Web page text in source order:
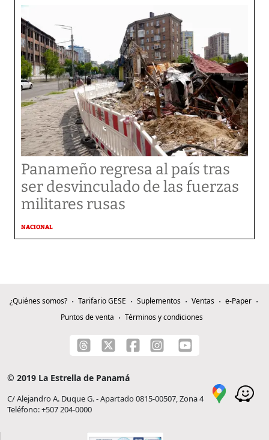
Panameño regresa al país tras
ser desvinculado de las fuerzas
militares rusas
NACIONAL
¿Quiénes somos? Tarifario GESE Suplementos Ventas
e-Paper
Puntos de venta
Términos y condiciones
© 2019 La Estrella de Panamá
C/ Alejandro A. Duque G. - Apartado 0815-00507, Zona 4
Teléfono: +507 204-0000